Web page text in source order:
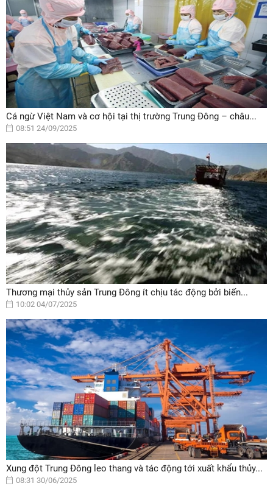
Cá ngừ Việt Nam và cơ hội tại thị trường Trung Đông – châu...
08:51 24/09/2025
Thương mại thủy sản Trung Đông ít chịu tác động bởi biến...
10:02 04/07/2025
Xung đột Trung Đông leo thang và tác động tới xuất khẩu thủy...
08:31 30/06/2025